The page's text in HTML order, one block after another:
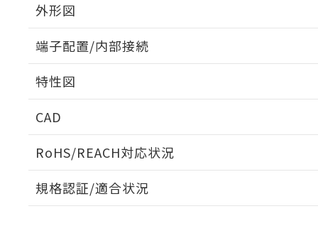
外形図
端子配置/内部接続
特性図
CAD
RoHS/REACH対応状況
EU RoHS 注意事項・凡例
規格認証/適合状況